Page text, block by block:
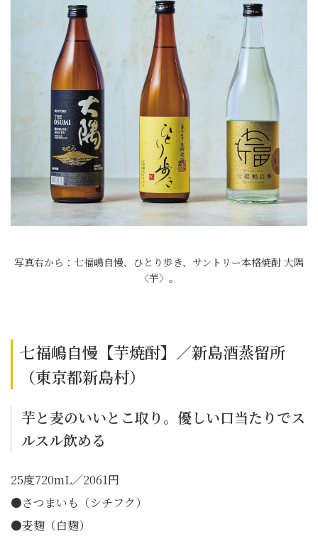
写真右から：七福嶋自慢、ひとり歩き、サントリー本格焼酎 大隅
〈芋〉。
七福嶋自慢【芋焼酎】／新島酒蒸留所
（東京都新島村）
芋と麦のいいとこ取り。優しい口当たりでス
ルスル飲める
25度720mL／2061円
●さつまいも（シチフク）
●麦麴（白麴）